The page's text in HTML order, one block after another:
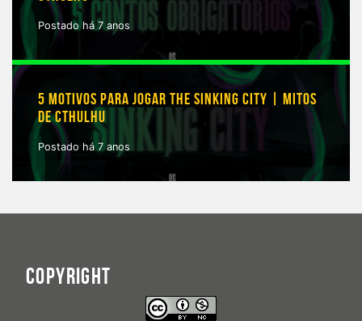
Postado há 7 anos
5 MOTIVOS PARA JOGAR THE SINKING CITY | MITOS
DE CTHULHU
Postado há 7 anos
COPYRIGHT